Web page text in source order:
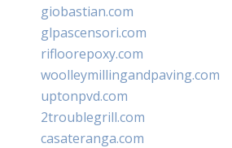
giobastian.com
glpascensori.com
rifloorepoxy.com
woolleymillingandpaving.com
uptonpvd.com
2troublegrill.com
casateranga.com